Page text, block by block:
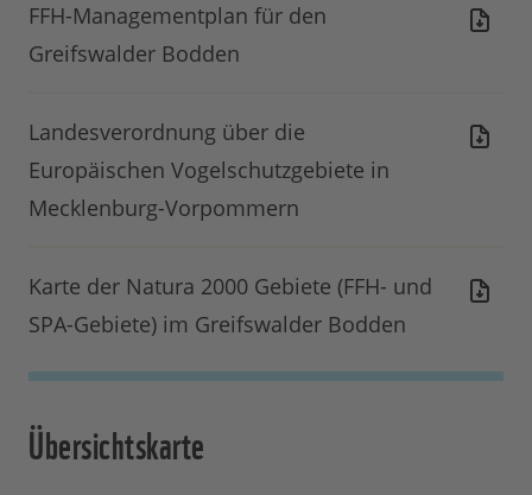
FFH-Managementplan für den
Greifswalder Bodden
Landesverordnung über die
Europäischen Vogelschutzgebiete in
Mecklenburg-Vorpommern
Karte der Natura 2000 Gebiete (FFH- und
SPA-Gebiete) im Greifswalder Bodden
Übersichtskarte